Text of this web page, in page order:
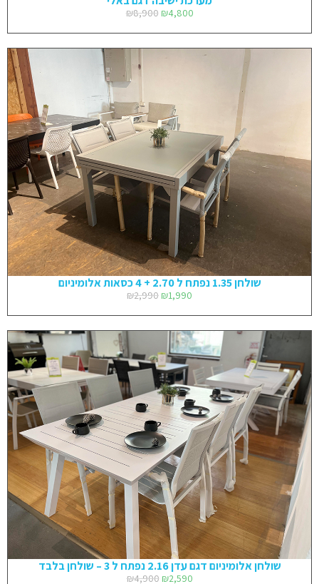
₪8,900 ₪4,800
שולחן 1.35 נפתח ל 2.70 + 4 כסאות אלומיניום
₪2,990 ₪1,990
שולחן אלומיניום דגם עדן 2.16 נפתח ל 3 – שולחן בלבד
₪4,900 ₪2,590